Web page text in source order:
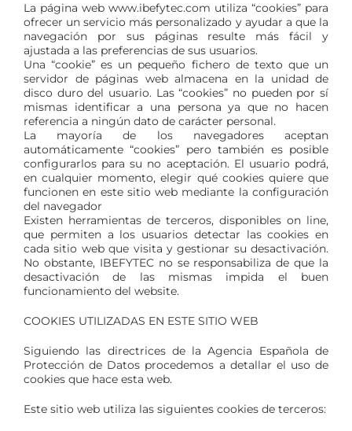
La página web www.ibefytec.com utiliza “cookies” para
ofrecer un servicio más personalizado y ayudar a que la
navegación por sus páginas resulte más fácil y
ajustada a las preferencias de sus usuarios.
Una “cookie” es un pequeño fichero de texto que un
servidor de páginas web almacena en la unidad de
disco duro del usuario. Las “cookies” no pueden por sí
mismas identificar a una persona ya que no hacen
referencia a ningún dato de carácter personal.
La mayoría de los navegadores aceptan
automáticamente “cookies” pero también es posible
configurarlos para su no aceptación. El usuario podrá,
en cualquier momento, elegir qué cookies quiere que
funcionen en este sitio web mediante la configuración
del navegador
Existen herramientas de terceros, disponibles on line,
que permiten a los usuarios detectar las cookies en
cada sitio web que visita y gestionar su desactivación.
No obstante, IBEFYTEC no se responsabiliza de que la
desactivación de las mismas impida el buen
funcionamiento del website.
COOKIES UTILIZADAS EN ESTE SITIO WEB
Siguiendo las directrices de la Agencia Española de
Protección de Datos procedemos a detallar el uso de
cookies que hace esta web.
Este sitio web utiliza las siguientes cookies de terceros: